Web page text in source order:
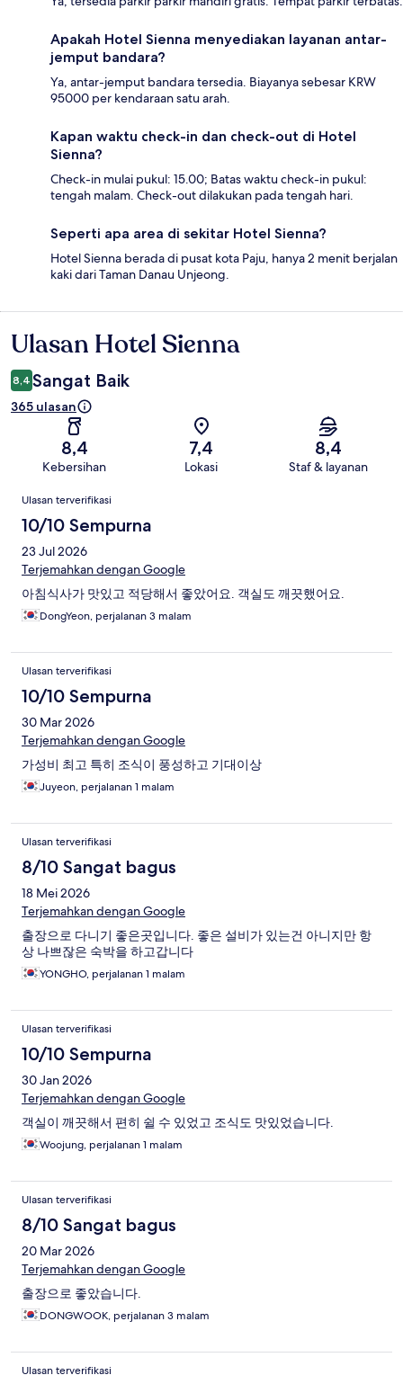
Apakah Hotel Sienna menyediakan layanan antar-
jemput bandara?
Ya, antar-jemput bandara tersedia. Biayanya sebesar KRW
95000 per kendaraan satu arah.
Kapan waktu check-in dan check-out di Hotel
Sienna?
Check-in mulai pukul: 15.00; Batas waktu check-in pukul:
tengah malam. Check-out dilakukan pada tengah hari.
Seperti apa area di sekitar Hotel Sienna?
Hotel Sienna berada di pusat kota Paju, hanya 2 menit berjalan
kaki dari Taman Danau Unjeong.
Ulasan
Ulasan Hotel Sienna
8,4 Sangat Baik
365 ulasan
8,4
Kebersihan
7,4
Lokasi
8,4
Staf & layanan
Ulasan
Ulasan terverifikasi
10/10 Sempurna
23 Jul 2026
Terjemahkan dengan Google
아침식사가 맛있고 적당해서 좋았어요. 객실도 깨끗했어요.
DongYeon, perjalanan 3 malam
Ulasan terverifikasi
10/10 Sempurna
30 Mar 2026
Terjemahkan dengan Google
가성비 최고 특히 조식이 풍성하고 기대이상
Juyeon, perjalanan 1 malam
Ulasan terverifikasi
8/10 Sangat bagus
18 Mei 2026
Terjemahkan dengan Google
출장으로 다니기 좋은곳입니다. 좋은 설비가 있는건 아니지만 항
상 나쁘잖은 숙박을 하고갑니다
YONGHO, perjalanan 1 malam
Ulasan terverifikasi
10/10 Sempurna
30 Jan 2026
Terjemahkan dengan Google
객실이 깨끗해서 편히 쉴 수 있었고 조식도 맛있었습니다.
Woojung, perjalanan 1 malam
Ulasan terverifikasi
8/10 Sangat bagus
20 Mar 2026
Terjemahkan dengan Google
출장으로 좋았습니다.
DONGWOOK, perjalanan 3 malam
Ulasan terverifikasi